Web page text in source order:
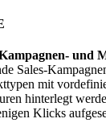
und
Sales-
mit
hinterlegt
Klicks